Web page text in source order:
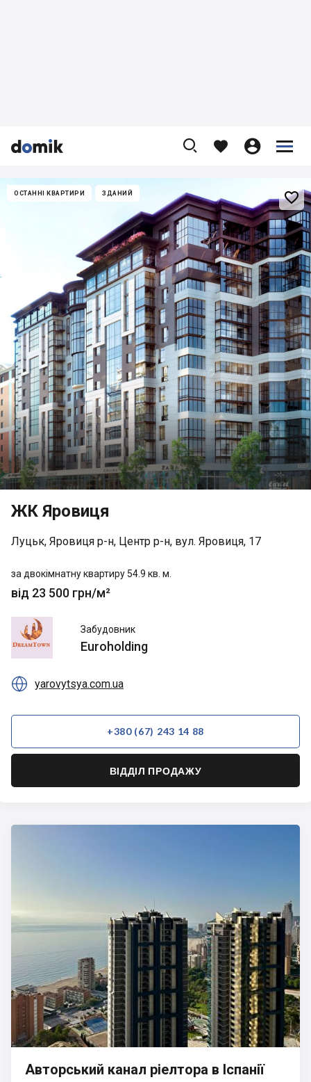


    


ОСТАННІ КВАРТИРИ ЗДАНИЙ 
ЖК Яровиця
Луцьк, Яровиця р-н, Центр р-н, вул. Яровиця, 17
за двокімнатну квартиру 54.9 кв. м.
від 23 500 грн/м²
Euroholding Забудовник
Euroholding
 yarovytsya.com.ua
+380 (67) 243 14 88
ВІДДІЛ ПРОДАЖУ
Авторський канал ріелтора в Іспанії